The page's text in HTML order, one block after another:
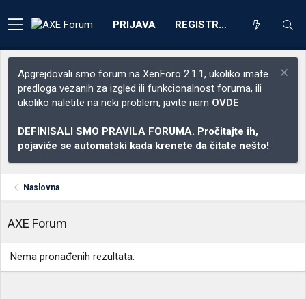
PRIJAVA REGISTRACIJA
Apgrejdovali smo forum na XenForo 2.1.1, ukoliko imate
predloga vezanih za izgled ili funkcionalnost foruma, ili
ukoliko naletite na neki problem, javite nam OVDE
DEFINISALI SMO PRAVILA FORUMA. Pročitajte ih,
pojaviće se automatski kada krenete da čitate nešto!
Naslovna
AXE Forum
Nema pronađenih rezultata.